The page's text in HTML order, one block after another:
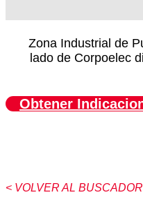
Zona Industrial de
lado de Corpoelec
Obtener
< VOLVER AL BUSCADOR